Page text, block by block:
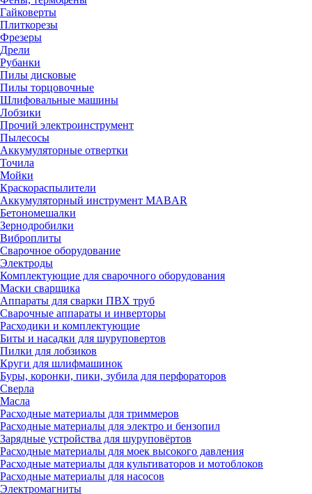
Гайковерты
Плиткорезы
Фрезеры
Дрели
Рубанки
Пилы дисковые
Пилы торцовочные
Шлифовальные машины
Лобзики
Прочий электроинструмент
Пылесосы
Аккумуляторные отвертки
Точила
Мойки
Краскораспылители
Аккумуляторный инструмент MABAR
Бетономешалки
Зернодробилки
Виброплиты
Сварочное оборудование
Электроды
Комплектующие для сварочного оборудования
Маски сварщика
Аппараты для сварки ПВХ труб
Сварочные аппараты и инверторы
Расходики и комплектующие
Биты и насадки для шуруповертов
Пилки для лобзиков
Круги для шлифмашинок
Буры, коронки, пики, зубила для перфораторов
Сверла
Масла
Расходные материалы для триммеров
Расходные материалы для электро и бензопил
Зарядные устройства для шуруповёртов
Расходные материалы для моек высокого давления
Расходные материалы для культиваторов и мотоблоков
Расходные материалы для насосов
Электромагниты